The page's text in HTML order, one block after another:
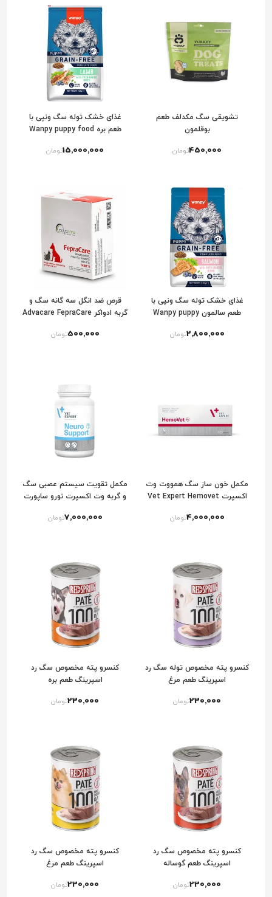
تشویقی سگ مکدلف طعم
بوقلمون
450٬000تومان
غذای خشک توله سگ ونپی با
طعم بره Wanpy puppy food
15٬000٬000تومان
غذای خشک توله سگ ونپی با
طعم سالمون Wanpy puppy
2٬800٬000تومان
قرص ضد انگل سه گانه سگ و
گربه ادواکر Advacare FepraCare
500٬000تومان
مکمل خون ساز سگ همووت وت
اکسپرت Vet Expert Hemovet
4٬000٬000تومان
مکمل تقویت سیستم عصبی سگ
و گربه وت اکسپرت نورو ساپورت
7٬000٬000تومان
کنسرو پته مخصوص توله سگ رد
اسپرینگ طعم مرغ
230٬000تومان
کنسرو پته مخصوص سگ رد
اسپرینگ طعم بره
230٬000تومان
کنسرو پته مخصوص سگ رد
اسپرینگ طعم گوساله
230٬000تومان
کنسرو پته مخصوص سگ رد
اسپرینگ طعم مرغ
230٬000تومان